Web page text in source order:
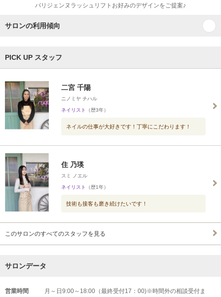
パリジェンヌラッシュリフトお好みのデザインをご提案♪
サロンの利用傾向
PICK UP スタッフ
二宮 千陽
ニノミヤ チハル
ネイリスト （歴3年）
ネイルの仕事が大好きです！丁寧にこだわります！
住 乃瑛
スミ ノエル
ネイリスト （歴1年）
技術も接客も磨き続けたいです！
このサロンのすべてのスタッフを見る
サロンデータ
営業時間
月～日9:00～18:00（最終受付17：00)※時間外の相談受付ま